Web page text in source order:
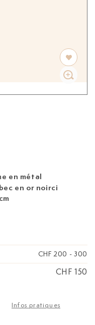
en métal
en or noirci
CHF 200 - 300
CHF 150
Infos pratiques